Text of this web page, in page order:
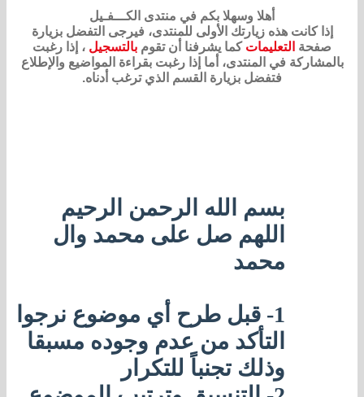
أهلا وسهلا بكم في منتدى الكـــفـيل
هذه زيارتك الأولى للمنتدى، فيرجى التفضل بزيارة
التعليماتكما يشرفنا أن تقومبالتسجيل، إذا رغبت
في المنتدى، أما إذا رغبت بقراءة المواضيع والإطلاع
فتفضل بزيارة القسم الذي ترغب أدناه.
بسم الله الرحمن الرحيم
اللهم صل على محمد وال
1- قبل طرح أي موضوع نرجوا
التأكد من عدم وجوده مسبقا
وذلك تجنباً للتكرار